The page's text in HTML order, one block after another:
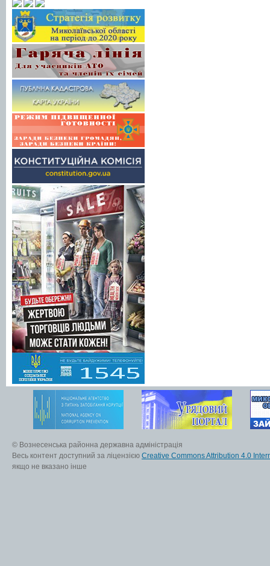
© Вознесенська районна державна адміністрація
Весь контент доступний за ліцензією Creative Commons Attribution 4.0
якщо не вказано інше